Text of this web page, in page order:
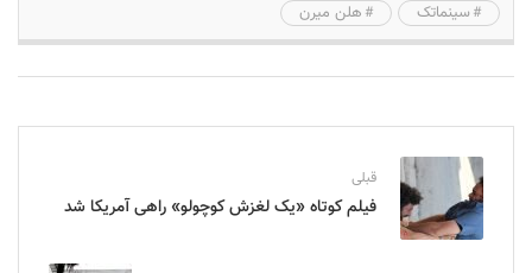
سینماتک
هلن میرن
قبلی
فیلم کوتاه «یک لغزش کوچولو» راهی آمریکا شد